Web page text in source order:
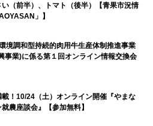
い（前半）、トマト（後半）【青果市況情
」】
調和型持続的肉用牛生産体制推進事業
事業)に係る第１回オンライン情報交換会
載！10/24（土）オンライン開催『やまな
農座談会』【参加無料】